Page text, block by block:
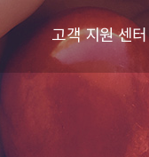
고객 지원 센터
고객의 소리